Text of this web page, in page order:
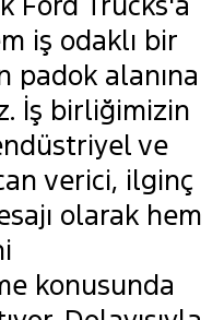
iş odaklı bir
padok alanına
İş birliğimizin
ve
verici, ilginç
olarak hem
konusunda